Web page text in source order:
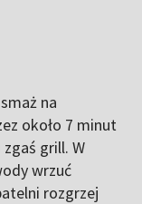
na
około 7 minut
grill. W
wrzuć
rozgrzej